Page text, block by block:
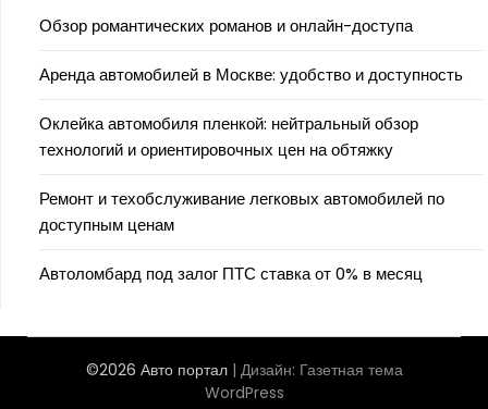
Обзор романтических романов и онлайн-доступа
Аренда автомобилей в Москве: удобство и доступность
Оклейка автомобиля пленкой: нейтральный обзор
технологий и ориентировочных цен на обтяжку
Ремонт и техобслуживание легковых автомобилей по
доступным ценам
Автоломбард под залог ПТС ставка от 0% в месяц
©2026 Авто портал | Дизайн: Газетная тема
WordPress